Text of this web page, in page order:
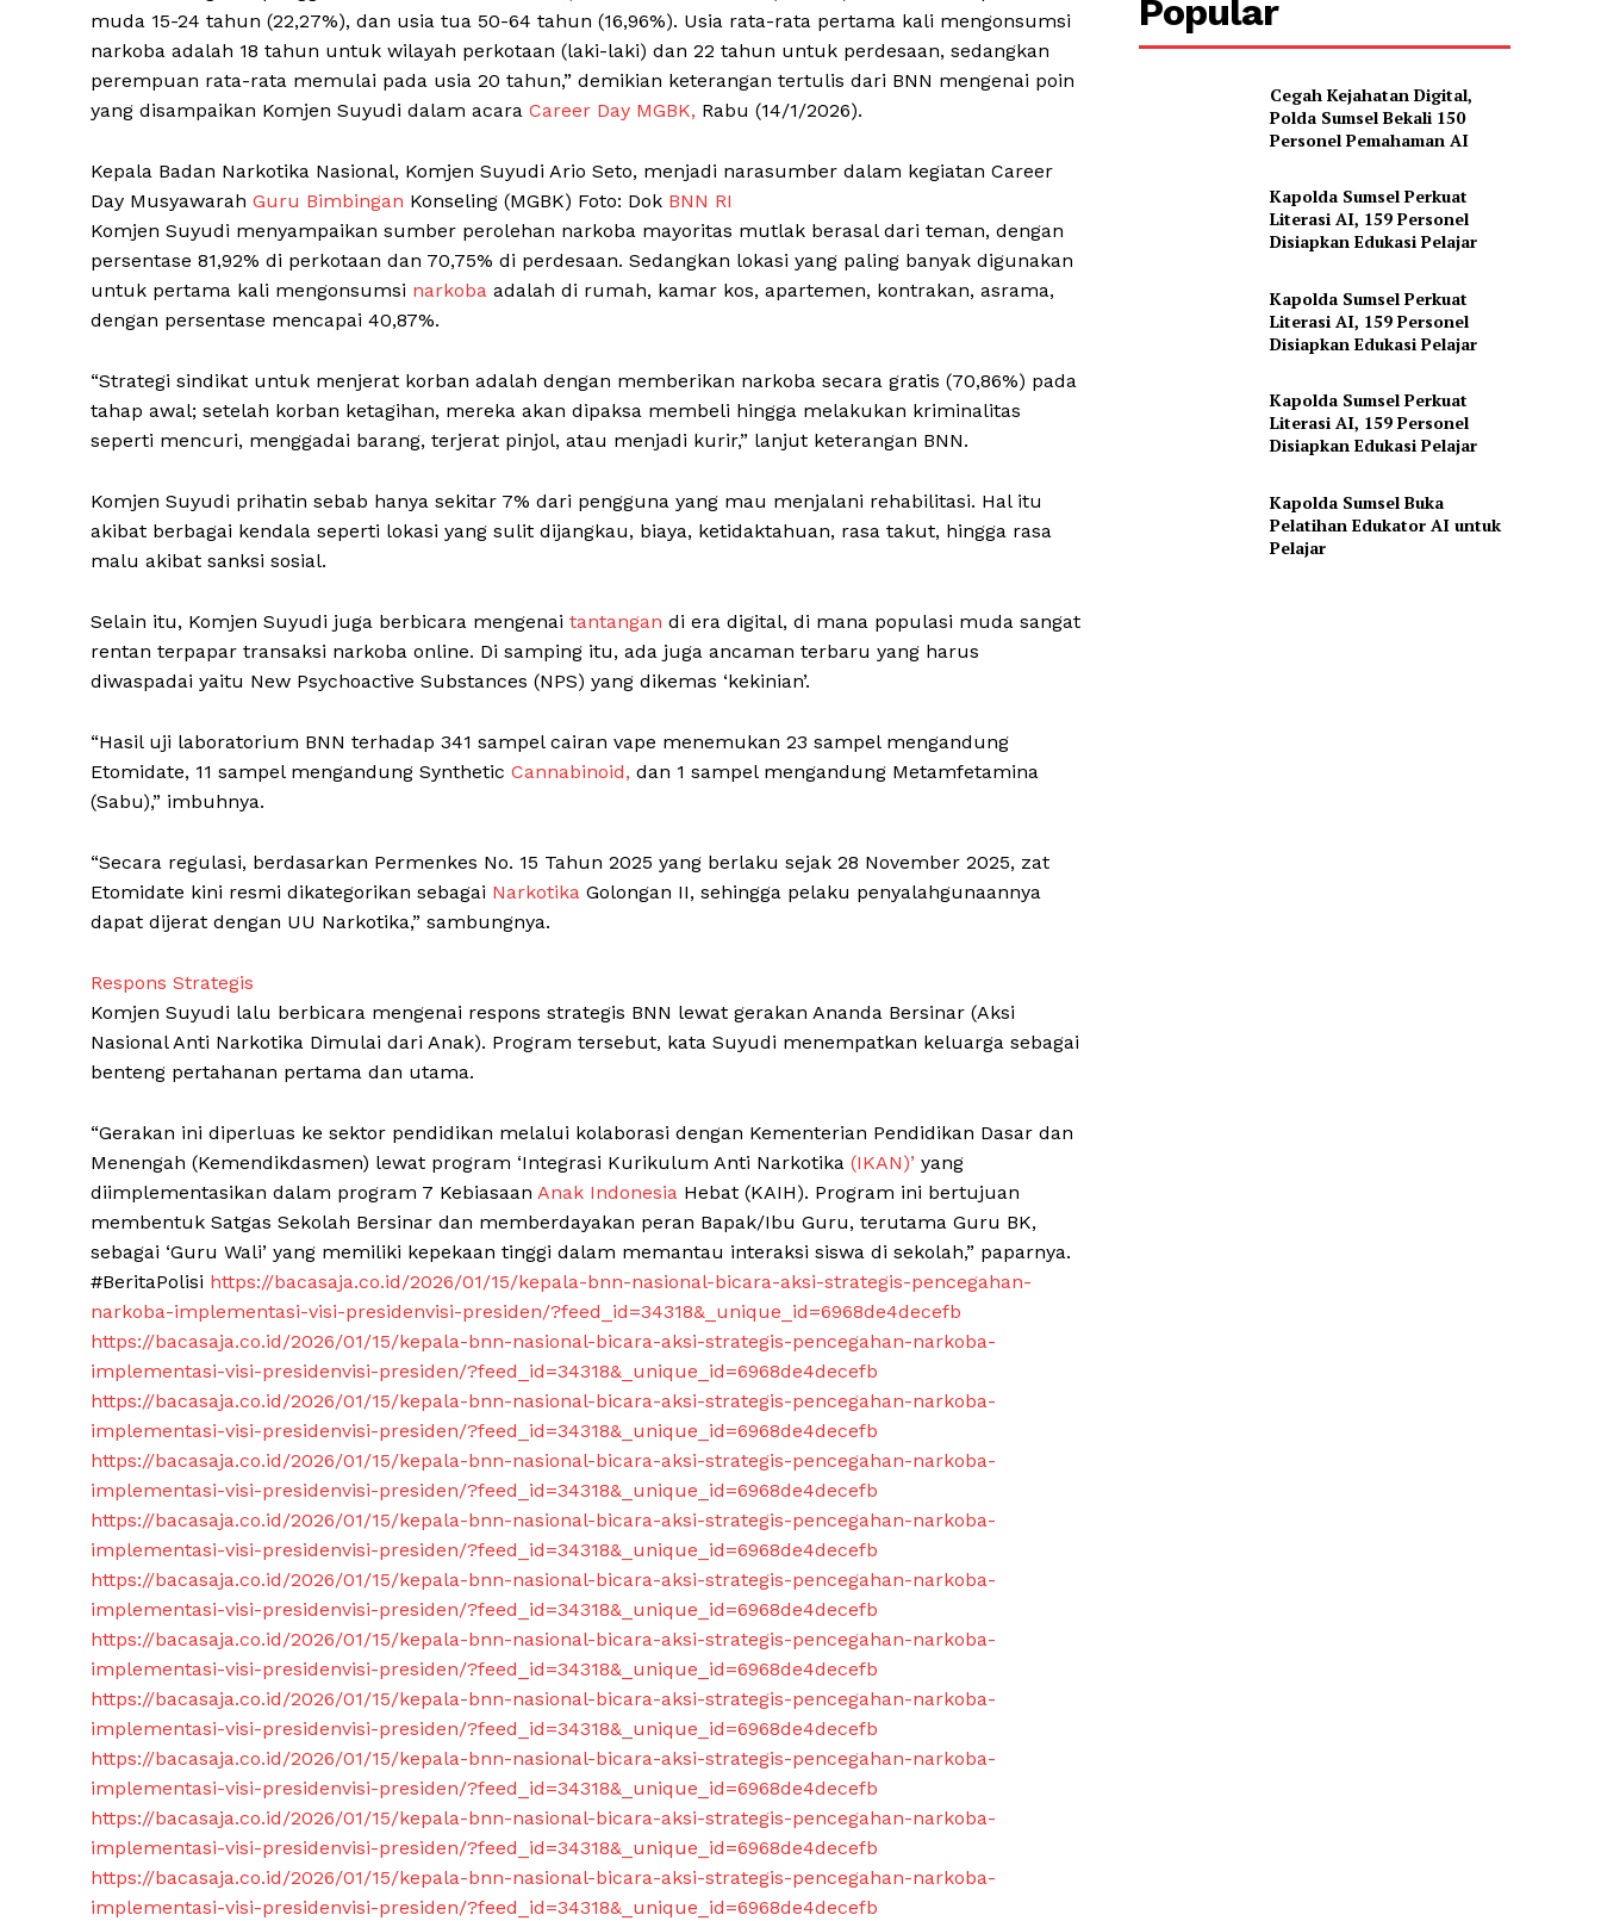
Magazine PRO
SUBSCRIBE NOW
Company
About
Contact us
Subscription Plans
Klinik Gigi Surabaya
Klinik Gigi Terdekat
muda 15-24 tahun (22,27%), dan usia tua 50-64 tahun (16,96%). Usia rata-rata pertama kali mengonsumsi
narkoba adalah 18 tahun untuk wilayah perkotaan (laki-laki) dan 22 tahun untuk perdesaan, sedangkan
perempuan rata-rata memulai pada usia 20 tahun,” demikian keterangan tertulis dari BNN mengenai poin
yang disampaikan Komjen Suyudi dalam acara Career Day MGBK, Rabu (14/1/2026).
Kepala Badan Narkotika Nasional, Komjen Suyudi Ario Seto, menjadi narasumber dalam kegiatan Career
Day Musyawarah Guru Bimbingan Konseling (MGBK) Foto: Dok BNN RI
Komjen Suyudi menyampaikan sumber perolehan narkoba mayoritas mutlak berasal dari teman, dengan
persentase 81,92% di perkotaan dan 70,75% di perdesaan. Sedangkan lokasi yang paling banyak digunakan
untuk pertama kali mengonsumsi narkoba adalah di rumah, kamar kos, apartemen, kontrakan, asrama,
dengan persentase mencapai 40,87%.
“Strategi sindikat untuk menjerat korban adalah dengan memberikan narkoba secara gratis (70,86%) pada
tahap awal; setelah korban ketagihan, mereka akan dipaksa membeli hingga melakukan kriminalitas
seperti mencuri, menggadai barang, terjerat pinjol, atau menjadi kurir,” lanjut keterangan BNN.
Komjen Suyudi prihatin sebab hanya sekitar 7% dari pengguna yang mau menjalani rehabilitasi. Hal itu
akibat berbagai kendala seperti lokasi yang sulit dijangkau, biaya, ketidaktahuan, rasa takut, hingga rasa
malu akibat sanksi sosial.
Selain itu, Komjen Suyudi juga berbicara mengenai tantangan di era digital, di mana populasi muda sangat
rentan terpapar transaksi narkoba online. Di samping itu, ada juga ancaman terbaru yang harus
diwaspadai yaitu New Psychoactive Substances (NPS) yang dikemas ‘kekinian’.
“Hasil uji laboratorium BNN terhadap 341 sampel cairan vape menemukan 23 sampel mengandung
Etomidate, 11 sampel mengandung Synthetic Cannabinoid, dan 1 sampel mengandung Metamfetamina
(Sabu),” imbuhnya.
“Secara regulasi, berdasarkan Permenkes No. 15 Tahun 2025 yang berlaku sejak 28 November 2025, zat
Etomidate kini resmi dikategorikan sebagai Narkotika Golongan II, sehingga pelaku penyalahgunaannya
dapat dijerat dengan UU Narkotika,” sambungnya.
Respons Strategis
Komjen Suyudi lalu berbicara mengenai respons strategis BNN lewat gerakan Ananda Bersinar (Aksi
Nasional Anti Narkotika Dimulai dari Anak). Program tersebut, kata Suyudi menempatkan keluarga sebagai
benteng pertahanan pertama dan utama.
“Gerakan ini diperluas ke sektor pendidikan melalui kolaborasi dengan Kementerian Pendidikan Dasar dan
Menengah (Kemendikdasmen) lewat program ‘Integrasi Kurikulum Anti Narkotika (IKAN)’ yang
diimplementasikan dalam program 7 Kebiasaan Anak Indonesia Hebat (KAIH). Program ini bertujuan
membentuk Satgas Sekolah Bersinar dan memberdayakan peran Bapak/Ibu Guru, terutama Guru BK,
sebagai ‘Guru Wali’ yang memiliki kepekaan tinggi dalam memantau interaksi siswa di sekolah,” paparnya.
#BeritaPolisi https://bacasaja.co.id/2026/01/15/kepala-bnn-nasional-bicara-aksi-strategis-pencegahan-
narkoba-implementasi-visi-presidenvisi-presiden/?feed_id=34318&_unique_id=6968de4decefb
https://bacasaja.co.id/2026/01/15/kepala-bnn-nasional-bicara-aksi-strategis-pencegahan-narkoba-
implementasi-visi-presidenvisi-presiden/?feed_id=34318&_unique_id=6968de4decefb
https://bacasaja.co.id/2026/01/15/kepala-bnn-nasional-bicara-aksi-strategis-pencegahan-narkoba-
implementasi-visi-presidenvisi-presiden/?feed_id=34318&_unique_id=6968de4decefb
https://bacasaja.co.id/2026/01/15/kepala-bnn-nasional-bicara-aksi-strategis-pencegahan-narkoba-
implementasi-visi-presidenvisi-presiden/?feed_id=34318&_unique_id=6968de4decefb
https://bacasaja.co.id/2026/01/15/kepala-bnn-nasional-bicara-aksi-strategis-pencegahan-narkoba-
implementasi-visi-presidenvisi-presiden/?feed_id=34318&_unique_id=6968de4decefb
https://bacasaja.co.id/2026/01/15/kepala-bnn-nasional-bicara-aksi-strategis-pencegahan-narkoba-
implementasi-visi-presidenvisi-presiden/?feed_id=34318&_unique_id=6968de4decefb
https://bacasaja.co.id/2026/01/15/kepala-bnn-nasional-bicara-aksi-strategis-pencegahan-narkoba-
implementasi-visi-presidenvisi-presiden/?feed_id=34318&_unique_id=6968de4decefb
https://bacasaja.co.id/2026/01/15/kepala-bnn-nasional-bicara-aksi-strategis-pencegahan-narkoba-
implementasi-visi-presidenvisi-presiden/?feed_id=34318&_unique_id=6968de4decefb
https://bacasaja.co.id/2026/01/15/kepala-bnn-nasional-bicara-aksi-strategis-pencegahan-narkoba-
implementasi-visi-presidenvisi-presiden/?feed_id=34318&_unique_id=6968de4decefb
https://bacasaja.co.id/2026/01/15/kepala-bnn-nasional-bicara-aksi-strategis-pencegahan-narkoba-
implementasi-visi-presidenvisi-presiden/?feed_id=34318&_unique_id=6968de4decefb
https://bacasaja.co.id/2026/01/15/kepala-bnn-nasional-bicara-aksi-strategis-pencegahan-narkoba-
implementasi-visi-presidenvisi-presiden/?feed_id=34318&_unique_id=6968de4decefb
Popular
Cegah Kejahatan Digital,
Polda Sumsel Bekali 150
Personel Pemahaman AI
Kapolda Sumsel Perkuat
Literasi AI, 159 Personel
Disiapkan Edukasi Pelajar
Kapolda Sumsel Perkuat
Literasi AI, 159 Personel
Disiapkan Edukasi Pelajar
Kapolda Sumsel Perkuat
Literasi AI, 159 Personel
Disiapkan Edukasi Pelajar
Kapolda Sumsel Buka
Pelatihan Edukator AI untuk
Pelajar